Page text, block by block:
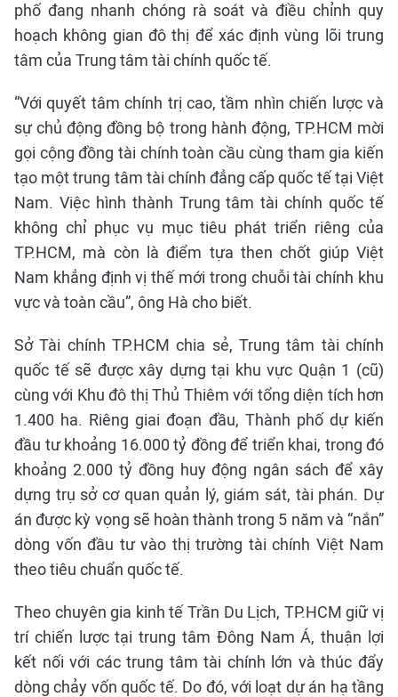
phố đang nhanh chóng rà soát và điều chỉnh quy
hoạch không gian đô thị để xác định vùng lõi trung
tâm của Trung tâm tài chính quốc tế.
“Với quyết tâm chính trị cao, tầm nhìn chiến lược và
sự chủ động đồng bộ trong hành động, TP.HCM mời
gọi cộng đồng tài chính toàn cầu cùng tham gia kiến
tạo một trung tâm tài chính đẳng cấp quốc tế tại Việt
Nam. Việc hình thành Trung tâm tài chính quốc tế
không chỉ phục vụ mục tiêu phát triển riêng của
TP.HCM, mà còn là điểm tựa then chốt giúp Việt
Nam khẳng định vị thế mới trong chuỗi tài chính khu
vực và toàn cầu”, ông Hà cho biết.
Sở Tài chính TP.HCM chia sẻ, Trung tâm tài chính
quốc tế sẽ được xây dựng tại khu vực Quận 1 (cũ)
cùng với Khu đô thị Thủ Thiêm với tổng diện tích hơn
1.400 ha. Riêng giai đoạn đầu, Thành phố dự kiến
đầu tư khoảng 16.000 tỷ đồng để triển khai, trong đó
khoảng 2.000 tỷ đồng huy động ngân sách để xây
dựng trụ sở cơ quan quản lý, giám sát, tài phán. Dự
án được kỳ vọng sẽ hoàn thành trong 5 năm và “nắn”
dòng vốn đầu tư vào thị trường tài chính Việt Nam
theo tiêu chuẩn quốc tế.
Theo chuyên gia kinh tế Trần Du Lịch, TP.HCM giữ vị
trí chiến lược tại trung tâm Đông Nam Á, thuận lợi
kết nối với các trung tâm tài chính lớn và thúc đẩy
dòng chảy vốn quốc tế. Do đó, với loạt dự án hạ tầng